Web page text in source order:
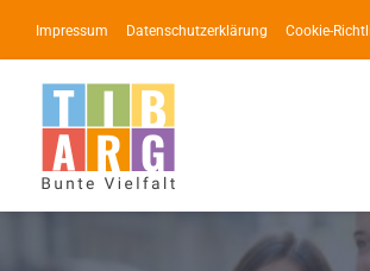
Inhalt
springen
Impressum Datenschutzerklärung Cookie-